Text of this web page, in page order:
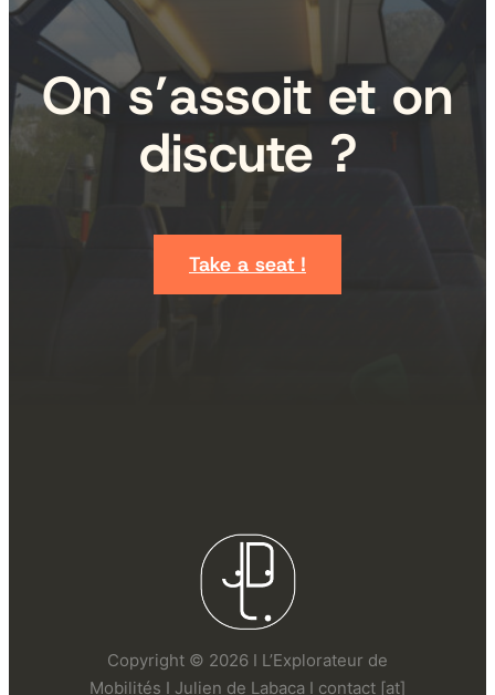
On s’assoit et on
discute ?
Take a seat !
Copyright © 2026 I L’Explorateur de
Mobilités I Julien de Labaca I contact [at]